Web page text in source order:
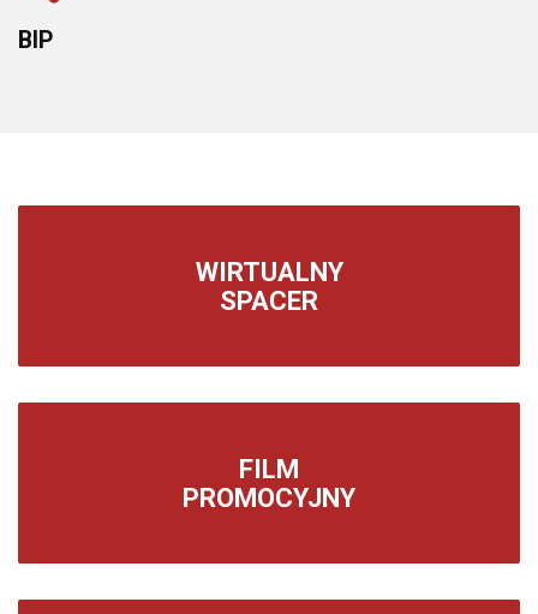
BIP
WIRTUALNY
SPACER
FILM
PROMOCYJNY